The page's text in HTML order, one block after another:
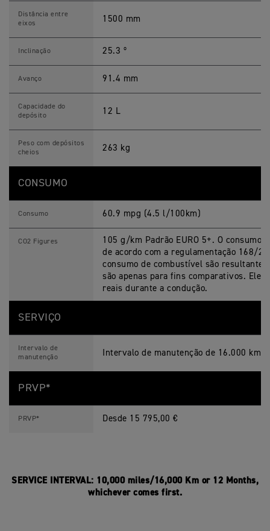
Distância entre
eixos
1500 mm
Inclinação 25.3 º
Avanço 91.4 mm
Capacidade do
depósito
12 L
Peso com depósitos
cheios
263 kg
CONSUMO
Consumo 60.9 mpg (4.5 l/100km)
CO2 Figures
105 g/km Padrão EURO 5+. O consumo
de acordo com a regulamentação 168/
consumo de combustível são
são apenas para fins comparativos.
reais durante a condução.
SERVIÇO
Intervalo de
manutenção
Intervalo de manutenção de 16.000 km/
PRVP*
PRVP* Desde 15 795,00 €
SERVICE INTERVAL: 10,000 miles/16,000 Km or 12 Months,
whichever comes first.